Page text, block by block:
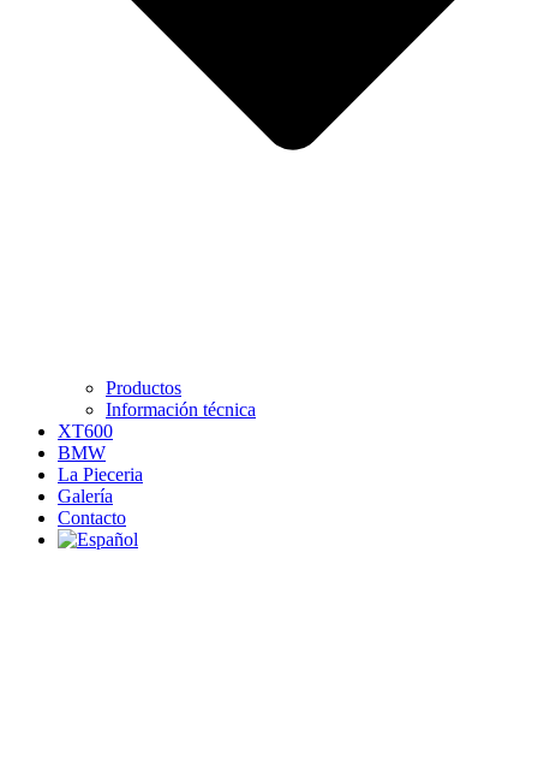
Productos
Información técnica
XT600
BMW
La Pieceria
Galería
Contacto